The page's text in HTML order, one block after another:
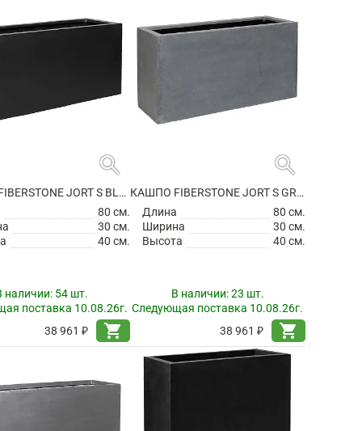
search
КАШПО FIBERSTONE JORT S BLACK
80 см.
30 см.
40 см.
наличии: 54 шт.
поставка 10.08.26г.
38 961 ₽
shopping_cart
search
КАШПО FIBERSTONE JORT S GREY
Длина
80 см.
Ширина
30 см.
Высота
40 см.
В наличии:23 шт.
Следующая поставка 10.08.26г.
38 961 ₽
shopping_cart